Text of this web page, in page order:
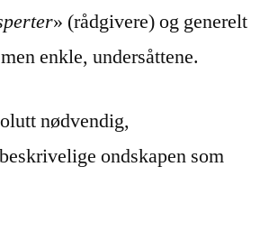
» (rådgivere) og generelt
enkle, undersåttene.
nødvendig,
ondskapen som